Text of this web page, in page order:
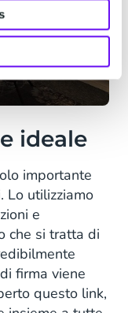
ideale
importante
Lo utilizziamo
e
che si tratta di
firma viene
questo link,